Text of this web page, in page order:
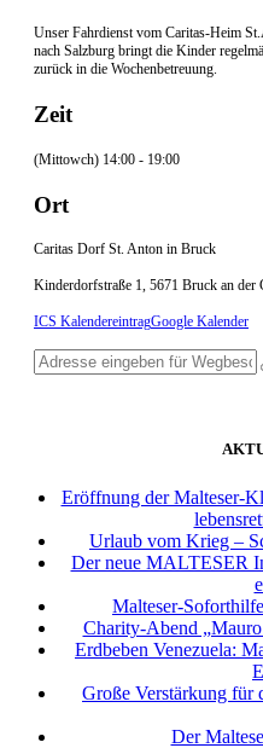
Unser Fahrdienst vom Caritas-Heim
nach Salzburg bringt die Kinder
zurück in die Wochenbetreuung.
Zeit
(Mittowch) 14:00 - 19:00
Ort
Caritas Dorf St. Anton in Bruck
Kinderdorfstraße 1, 5671 Bruck an der
ICS KalendereintragGoogle Kalender
Eröffnung der Malteser-
Urlaub vom Krieg –
Der neue MALTESER
Malteser-
Charity-Abend
Erdbeben Venezuela:
Große Verstärkung
Der